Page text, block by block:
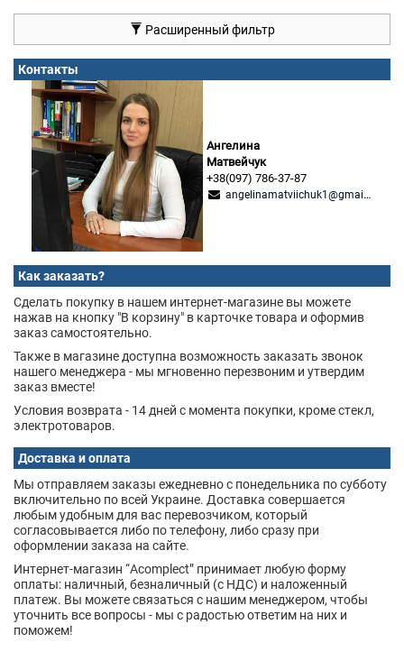
Расширенный фильтр
Контакты
Ангелина
Матвейчук
+38(097) 786-37-87
angelinamatviichuk1@gmail.com
Как заказать?
Сделать покупку в нашем интернет-магазине вы можете
нажав на кнопку "В корзину" в карточке товара и оформив
заказ самостоятельно.
Также в магазине доступна возможность заказать звонок
нашего менеджера - мы мгновенно перезвоним и утвердим
заказ вместе!
Условия возврата - 14 дней с момента покупки, кроме стекл,
электротоваров.
Доставка и оплата
Мы отправляем заказы ежедневно с понедельника по субботу
включительно по всей Украине. Доставка совершается
любым удобным для вас перевозчиком, который
согласовывается либо по телефону, либо сразу при
оформлении заказа на сайте.
Интернет-магазин “Acomplect” принимает любую форму
оплаты: наличный, безналичный (с НДС) и наложенный
платеж. Вы можете связаться с нашим менеджером, чтобы
уточнить все вопросы - мы с радостью ответим на них и
поможем!